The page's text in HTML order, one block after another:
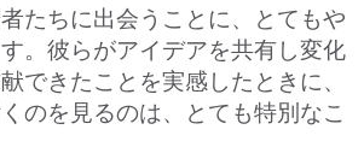
者たちに出会うことに、とてもや
。彼らがアイデアを共有し変化
できたことを実感したときに、
のを見るのは、とても特別なこ